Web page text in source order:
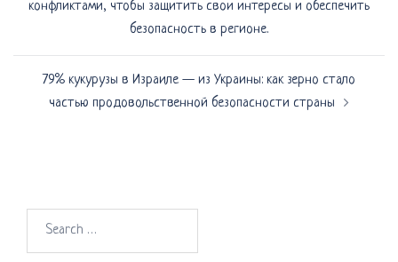
записям
конфликтами, чтобы защитить свои интересы и обеспечить
безопасность в регионе.
79% кукурузы в Израиле — из Украины: как зерно стало
частью продовольственной безопасности страны